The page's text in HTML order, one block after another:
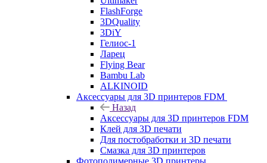
FlashForge
3DQuality
3DiY
Гелиос-1
Ларец
Flying Bear
Bambu Lab
ALKINOID
Аксессуары для 3D принтеров FDM
Назад
Аксессуары для 3D принтеров FDM
Клей для 3D печати
Для постобработки и 3D печати
Смазка для 3D принтеров
Фотополимерные 3D принтеры